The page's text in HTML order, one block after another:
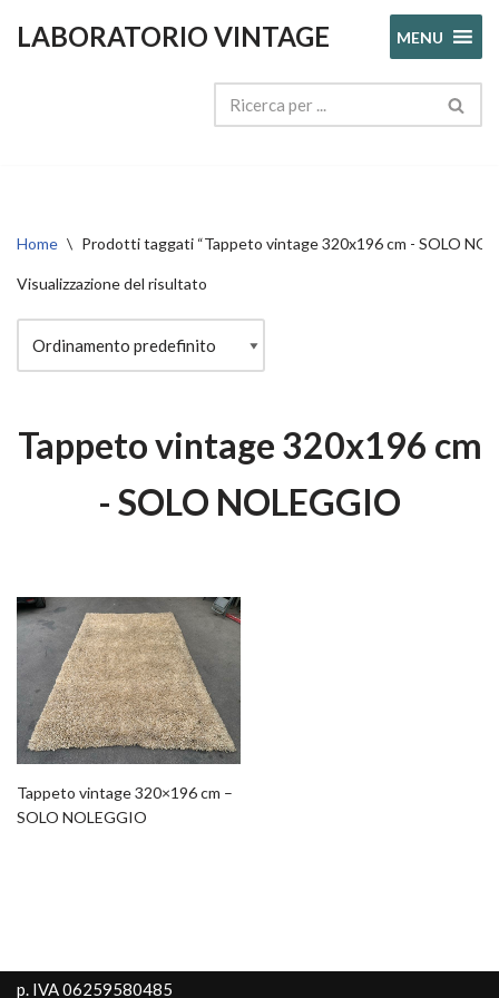
LABORATORIO VINTAGE MENU
Home \ Prodotti taggati “Tappeto vintage 320x196 cm - SOLO
Visualizzazione del risultato
Tappeto vintage 320x196 cm
- SOLO NOLEGGIO
Tappeto vintage 320×196 cm –
SOLO NOLEGGIO
p. IVA 06259580485